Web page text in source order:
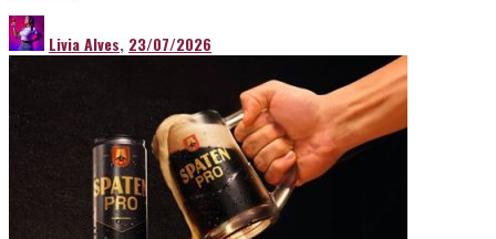
Livia Alves, 23/07/2026